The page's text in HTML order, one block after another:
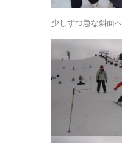
少しずつ急な斜面